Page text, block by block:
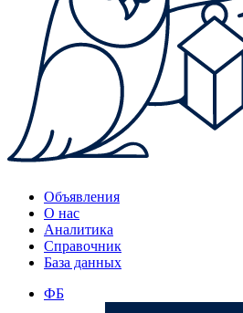
Объявления
О нас
Аналитика
Справочник
База данных
ФБ